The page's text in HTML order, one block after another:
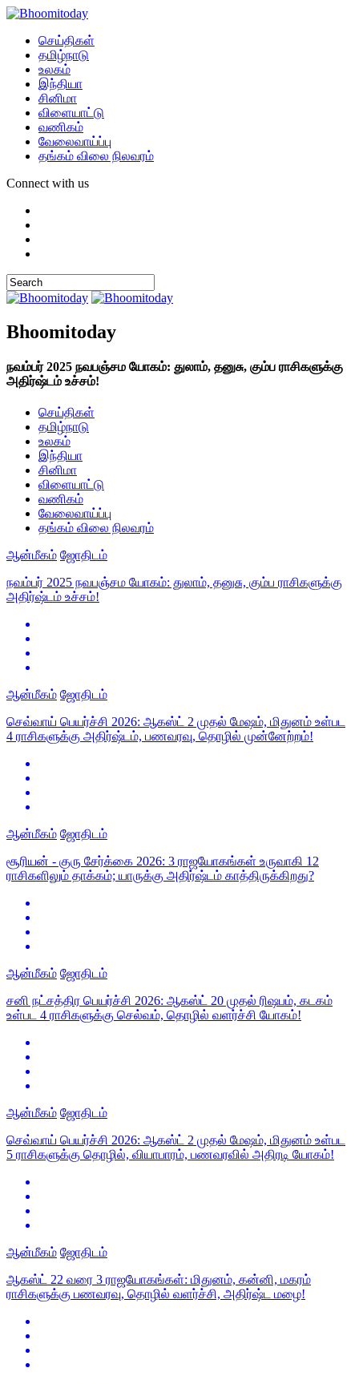
செய்திகள்
தமிழ்நாடு
உலகம்
இந்தியா
சினிமா
விளையாட்டு
வணிகம்
வேலைவாய்ப்பு
தங்கம் விலை நிலவரம்
Connect with us
Bhoomitoday
நவம்பர் 2025 நவபஞ்சம யோகம்: துலாம், தனுசு, கும்ப ராசிகளுக்கு
அதிர்ஷ்டம் உச்சம்!
செய்திகள்
தமிழ்நாடு
உலகம்
இந்தியா
சினிமா
விளையாட்டு
வணிகம்
வேலைவாய்ப்பு
தங்கம் விலை நிலவரம்
ஆன்மீகம் ஜோதிடம்
நவம்பர் 2025 நவபஞ்சம யோகம்: துலாம், தனுசு, கும்ப ராசிகளுக்கு
அதிர்ஷ்டம் உச்சம்!
ஆன்மீகம் ஜோதிடம்
செவ்வாய் பெயர்ச்சி 2026: ஆகஸ்ட் 2 முதல் மேஷம், மிதுனம் உள்பட
4 ராசிகளுக்கு அதிர்ஷ்டம், பணவரவு, தொழில் முன்னேற்றம்!
ஆன்மீகம் ஜோதிடம்
சூரியன் - குரு சேர்க்கை 2026: 3 ராஜயோகங்கள் உருவாகி 12
ராசிகளிலும் தாக்கம்; யாருக்கு அதிர்ஷ்டம் காத்திருக்கிறது?
ஆன்மீகம் ஜோதிடம்
சனி நட்சத்திர பெயர்ச்சி 2026: ஆகஸ்ட் 20 முதல் ரிஷபம், கடகம்
உள்பட 4 ராசிகளுக்கு செல்வம், தொழில் வளர்ச்சி யோகம்!
ஆன்மீகம் ஜோதிடம்
செவ்வாய் பெயர்ச்சி 2026: ஆகஸ்ட் 2 முதல் மேஷம், மிதுனம் உள்பட
5 ராசிகளுக்கு தொழில், வியாபாரம், பணவரவில் அதிரடி யோகம்!
ஆன்மீகம் ஜோதிடம்
ஆகஸ்ட் 22 வரை 3 ராஜயோகங்கள்: மிதுனம், கன்னி, மகரம்
ராசிகளுக்கு பணவரவு, தொழில் வளர்ச்சி, அதிர்ஷ்ட மழை!